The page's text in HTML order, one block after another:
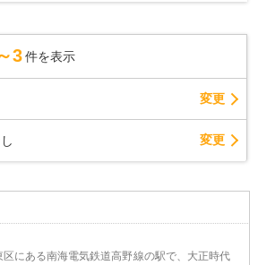
3 件を表示
変更
変更
にある南海電気鉄道高野線の駅で、大正時代